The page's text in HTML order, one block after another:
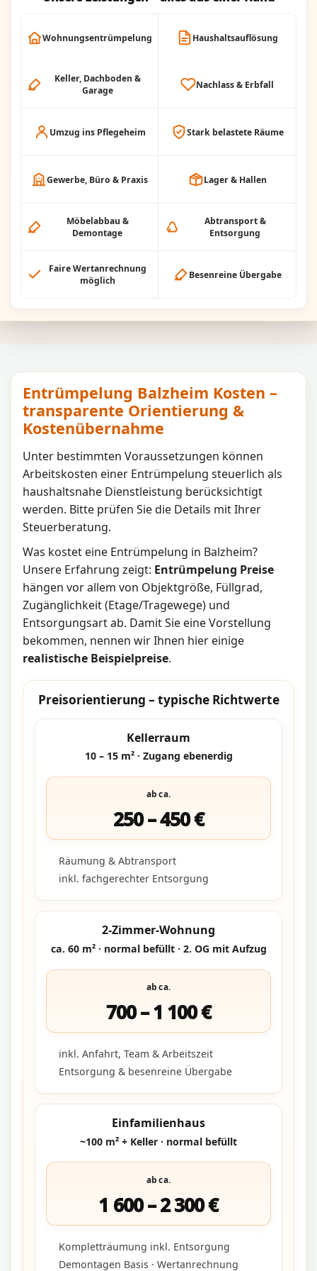
Wohnungsentrümpelung Haushaltsauflösung
Keller, Dachboden &
Garage
Nachlass & Erbfall
Umzug ins Pflegeheim Stark belastete Räume
Gewerbe, Büro & Praxis Lager & Hallen
Möbelabbau &
Demontage
Abtransport &
Entsorgung
Faire Wertanrechnung
möglich
Besenreine Übergabe
Entrümpelung Balzheim Kosten –
transparente Orientierung &
Kostenübernahme
Unter bestimmten Voraussetzungen können
Arbeitskosten einer Entrümpelung steuerlich als
haushaltsnahe Dienstleistung berücksichtigt
werden. Bitte prüfen Sie die Details mit Ihrer
Steuerberatung.
Was kostet eine Entrümpelung in Balzheim?
Unsere Erfahrung zeigt: Entrümpelung Preise
hängen vor allem von Objektgröße, Füllgrad,
Zugänglichkeit (Etage/Tragewege) und
Entsorgungsart ab. Damit Sie eine Vorstellung
bekommen, nennen wir Ihnen hier einige
realistische Beispielpreise.
Preisorientierung – typische Richtwerte
Kellerraum
10 – 15 m² · Zugang ebenerdig
ab ca.
250 – 450 €
Räumung & Abtransport
inkl. fachgerechter Entsorgung
2-Zimmer-Wohnung
ca. 60 m² · normal befüllt · 2. OG mit Aufzug
ab ca.
700 – 1 100 €
inkl. Anfahrt, Team & Arbeitszeit
Entsorgung & besenreine Übergabe
Einfamilienhaus
~100 m² + Keller · normal befüllt
ab ca.
1 600 – 2 300 €
Kompletträumung inkl. Entsorgung
Demontagen Basis · Wertanrechnung